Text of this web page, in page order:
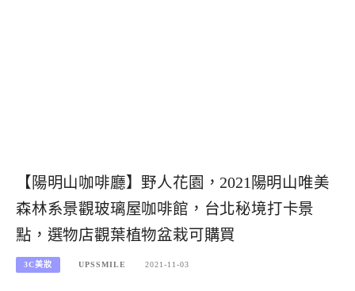
【陽明山咖啡廳】野人花園，2021陽明山唯美
森林系景觀玻璃屋咖啡館，台北秘境打卡景
點，選物店觀葉植物盆栽可購買
3C美妝 UPSSMILE 2021-11-03